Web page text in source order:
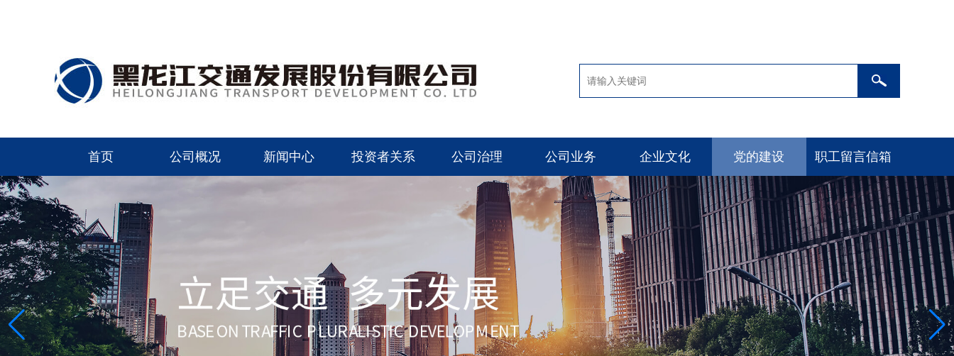
首页 公司概况 新闻中心 投资者关系 公司治理 公司业务 企业文化 党的建设 职工留言信箱